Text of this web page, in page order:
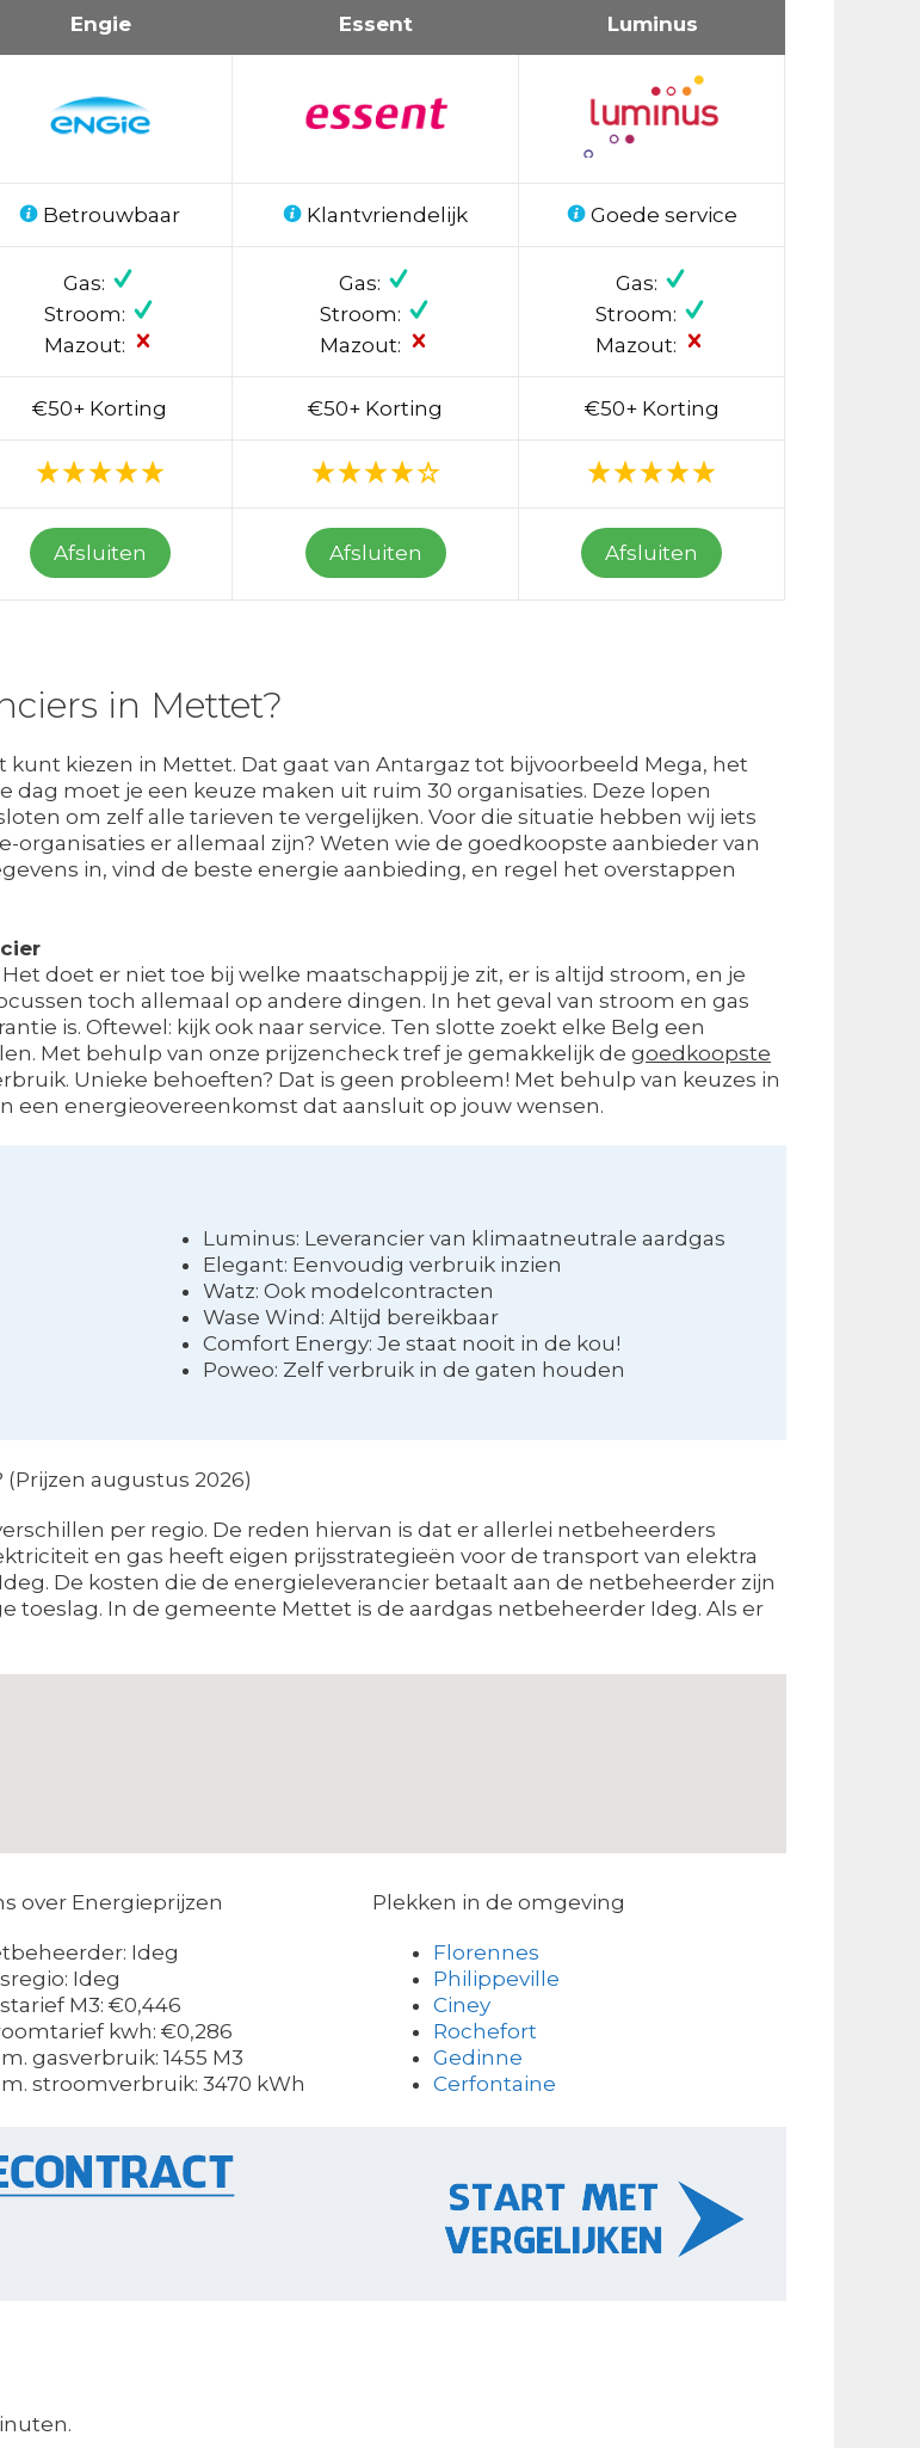
Engie Essent Luminus
Betrouwbaar Klantvriendelijk Goede service
Gas:
Stroom:
Mazout:
Gas:
Stroom:
Mazout:
Gas:
Stroom:
Mazout:
€50+ Korting €50+ Korting €50+ Korting
Afsluiten Afsluiten Afsluiten
in Mettet?
kiezen in Mettet. Dat gaat van Antargaz tot bijvoorbeeld Mega, het
dag moet je een keuze maken uit ruim 30 organisaties. Deze lopen
om zelf alle tarieven te vergelijken. Voor die situatie hebben wij iets
er allemaal zijn? Weten wie de goedkoopste aanbieder van
in, vind de beste energie aanbieding, en regel het overstappen
doet er niet toe bij welke maatschappij je zit, er is altijd stroom, en je
toch allemaal op andere dingen. In het geval van stroom en gas
is. Oftewel: kijk ook naar service. Ten slotte zoekt elke Belg een
Met behulp van onze prijzencheck tref je gemakkelijk de goedkoopste
Unieke behoeften? Dat is geen probleem! Met behulp van keuzes in
een energieovereenkomst dat aansluit op jouw wensen.
Luminus: Leverancier van klimaatneutrale aardgas
Elegant: Eenvoudig verbruik inzien
Watz: Ook modelcontracten
Wase Wind: Altijd bereikbaar
Comfort Energy: Je staat nooit in de kou!
Poweo: Zelf verbruik in de gaten houden
augustus 2026)
per regio. De reden hiervan is dat er allerlei netbeheerders
en gas heeft eigen prijsstrategieën voor de transport van elektra
De kosten die de energieleverancier betaalt aan de netbeheerder zijn
toeslag. In de gemeente Mettet is de aardgas netbeheerder Ideg. Als er
over Energieprijzen
Ideg
Ideg
M3: €0,446
kwh: €0,286
gasverbruik: 1455 M3
stroomverbruik: 3470 kWh
Plekken in de omgeving
Florennes
Philippeville
Ciney
Rochefort
Gedinne
Cerfontaine